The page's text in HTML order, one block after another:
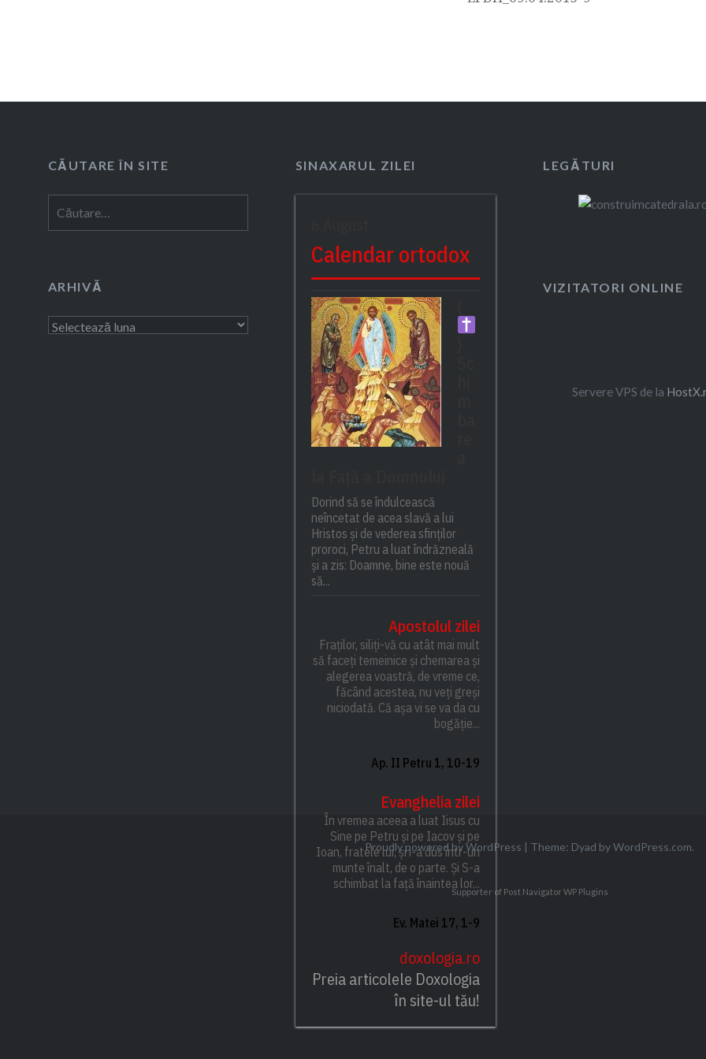
CĂUTARE ÎN SITE
după:
SINAXARUL ZILEI
Calendar ortodox
Dorind să se îndulcească
neîncetat de acea slavă a lui
Hristos și de vederea sfinților
proroci, Petru a luat îndrăzneală
și a zis: Doamne, bine este nouă
să...
Apostolul zilei
Fraților, siliți-vă cu atât mai mult
să faceți temeinice și chemarea și
alegerea voastră, de vreme ce,
făcând acestea, nu veți greși
niciodată. Că așa vi se va da cu
bogăție...
Ap. II Petru 1, 10-19
Evanghelia zilei
În vremea aceea a luat Iisus cu
Sine pe Petru și pe Iacov și pe
Ioan, fratele lui, și i-a dus într-un
munte înalt, de o parte. Și S-a
schimbat la față înaintea lor...
Ev. Matei 17, 1-9
doxologia.ro
Preia articolele Doxologia
în site-ul tău!
LEGĂTURI
ARHIVĂ
Arhivă
VIZITATORI ONLINE
Servere VPS de la
Proudly powered by WordPress | Theme: Dyad byWordPress.com.
Supporter of Post Navigator WP Plugins